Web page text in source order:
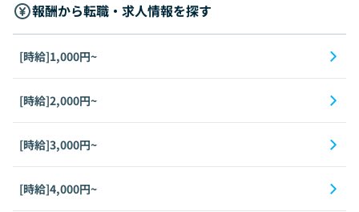
報酬から転職・求人情報を探す
[時給]1,000円~
[時給]2,000円~
[時給]3,000円~
[時給]4,000円~